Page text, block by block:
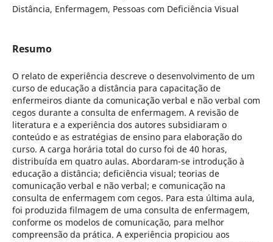
Distância, Enfermagem, Pessoas com Deficiência Visual
Resumo
O relato de experiência descreve o desenvolvimento de um
curso de educação a distância para capacitação de
enfermeiros diante da comunicação verbal e não verbal com
cegos durante a consulta de enfermagem. A revisão de
literatura e a experiência dos autores subsidiaram o
conteúdo e as estratégias de ensino para elaboração do
curso. A carga horária total do curso foi de 40 horas,
distribuída em quatro aulas. Abordaram-se introdução à
educação a distância; deficiência visual; teorias de
comunicação verbal e não verbal; e comunicação na
consulta de enfermagem com cegos. Para esta última aula,
foi produzida filmagem de uma consulta de enfermagem,
conforme os modelos de comunicação, para melhor
compreensão da prática. A experiência propiciou aos